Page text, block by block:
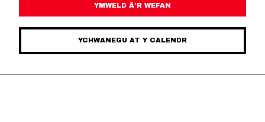
YMWELD Â’R WEFAN
YCHWANEGU AT Y CALENDR